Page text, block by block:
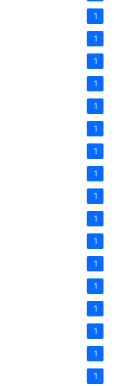
1
1
1
1
1
1
1
1
1
1
1
1
1
1
1
1
1